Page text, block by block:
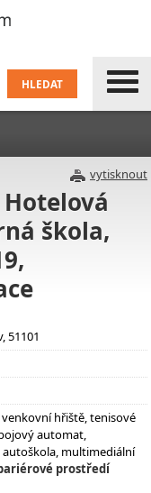
vytisknout
škola,
51101
hřiště, tenisové
automat,
multimediální
prostředí